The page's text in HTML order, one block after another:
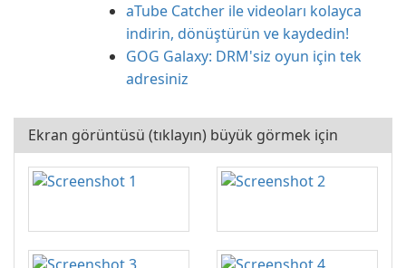
aTube Catcher ile videoları kolayca
indirin, dönüştürün ve kaydedin!
GOG Galaxy: DRM'siz oyun için tek
adresiniz
Ekran görüntüsü (tıklayın) büyük görmek için